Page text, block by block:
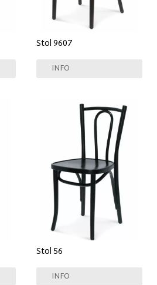
Stol 9607
INFO
Stol 56
INFO